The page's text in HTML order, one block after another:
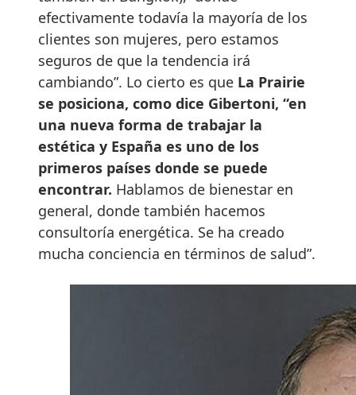
efectivamente todavía la mayoría de los
clientes son mujeres, pero estamos
seguros de que la tendencia irá
cambiando”. Lo cierto es que La Prairie
se posiciona, como dice Gibertoni, “en
una nueva forma de trabajar la
estética y España es uno de los
primeros países donde se puede
encontrar. Hablamos de bienestar en
general, donde también hacemos
consultoría energética. Se ha creado
mucha conciencia en términos de salud”.